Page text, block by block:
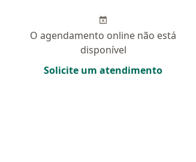
O agendamento online não está
disponível
Solicite um atendimento